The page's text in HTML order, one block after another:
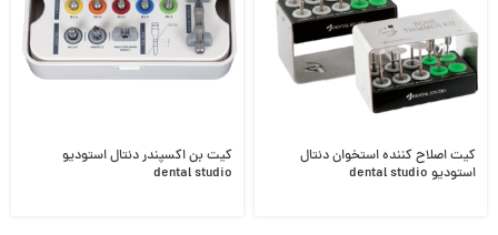
کیت اصلاح کننده استخوان دنتال
استودیو dental studio
کیت بن اکسپندر دنتال استودیو
dental studio